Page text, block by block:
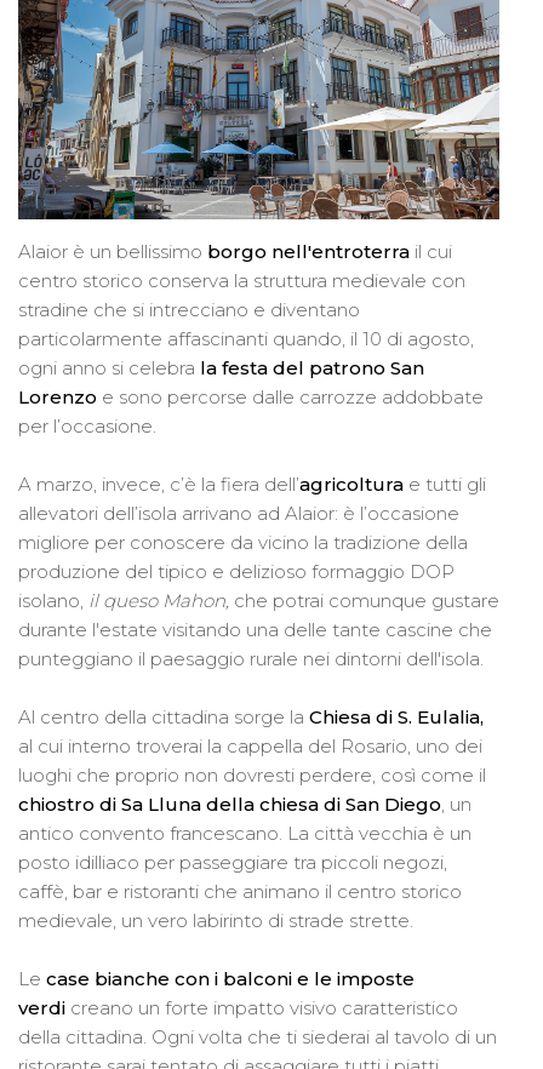
Alaior è un bellissimo borgo nell'entroterra il cui
centro storico conserva la struttura medievale con
stradine che si intrecciano e diventano
particolarmente affascinanti quando, il 10 di agosto,
ogni anno si celebra la festa del patrono San
Lorenzo e sono percorse dalle carrozze addobbate
per l’occasione.
A marzo, invece, c’è la fiera dell’agricoltura e tutti gli
allevatori dell’isola arrivano ad Alaior: è l’occasione
migliore per conoscere da vicino la tradizione della
produzione del tipico e delizioso formaggio DOP
isolano, il queso Mahon, che potrai comunque gustare
durante l'estate visitando una delle tante cascine che
punteggiano il paesaggio rurale nei dintorni dell'isola.
Al centro della cittadina sorge la Chiesa di S. Eulalia,
al cui interno troverai la cappella del Rosario, uno dei
luoghi che proprio non dovresti perdere, così come il
chiostro di Sa Lluna della chiesa di San Diego, un
antico convento francescano. La città vecchia è un
posto idilliaco per passeggiare tra piccoli negozi,
caffè, bar e ristoranti che animano il centro storico
medievale, un vero labirinto di strade strette.
Le case bianche con i balconi e le imposte
verdi creano un forte impatto visivo caratteristico
della cittadina. Ogni volta che ti siederai al tavolo di un